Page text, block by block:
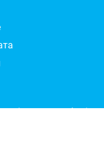
(Санкт-Петербург)